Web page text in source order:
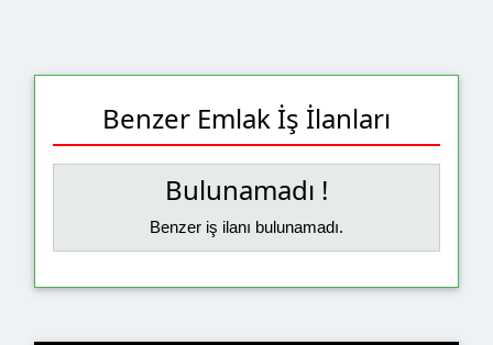
Benzer Emlak İş İlanları
Bulunamadı !
Benzer iş ilanı bulunamadı.